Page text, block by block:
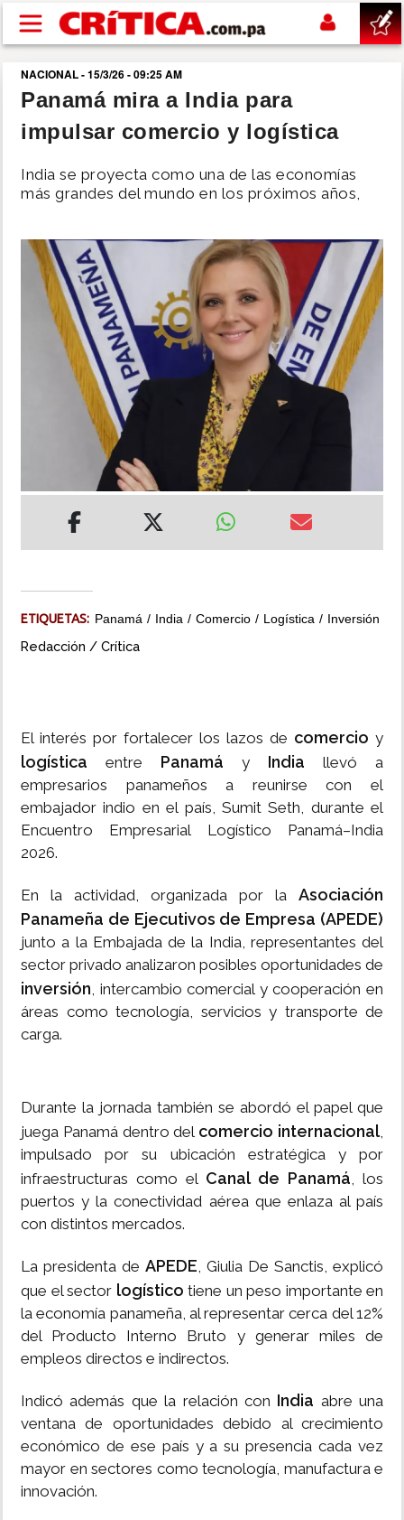
Pasar al contenido principal
buscar
SUCESOS
NACIONAL
SHOW
DEPORTES
MULTIMEDIA
NACIONAL - 15/3/26 - 09:25 AM
Panamá mira a India para
impulsar comercio y logística
India se proyecta como una de las economías
más grandes del mundo en los próximos años,
ETIQUETAS: Panamá India Comercio Logística Inversión
Redacción / Crítica
El interés por fortalecer los lazos de comercio y
logística entre Panamá y India llevó a
empresarios panameños a reunirse con el
embajador indio en el país, Sumit Seth, durante el
Encuentro Empresarial Logístico Panamá–India
2026.
En la actividad, organizada por la Asociación
Panameña de Ejecutivos de Empresa (APEDE)
junto a la Embajada de la India, representantes del
sector privado analizaron posibles oportunidades de
inversión, intercambio comercial y cooperación en
áreas como tecnología, servicios y transporte de
carga.
Durante la jornada también se abordó el papel que
juega Panamá dentro del comercio internacional,
impulsado por su ubicación estratégica y por
infraestructuras como el Canal de Panamá, los
puertos y la conectividad aérea que enlaza al país
con distintos mercados.
La presidenta de APEDE, Giulia De Sanctis, explicó
que el sector logístico tiene un peso importante en
la economía panameña, al representar cerca del 12%
del Producto Interno Bruto y generar miles de
empleos directos e indirectos.
Indicó además que la relación con India abre una
ventana de oportunidades debido al crecimiento
económico de ese país y a su presencia cada vez
mayor en sectores como tecnología, manufactura e
innovación.